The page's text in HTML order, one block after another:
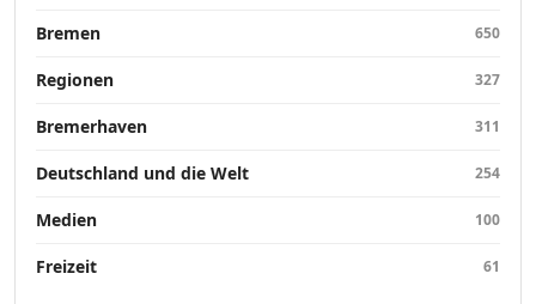
Bremen 650
Regionen 327
Bremerhaven 311
Deutschland und die Welt 254
Medien 100
Freizeit 61